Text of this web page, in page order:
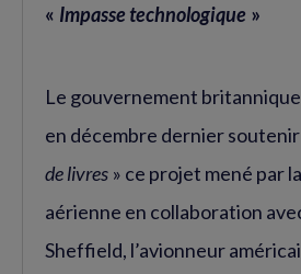
« Impasse technologique »
Le gouvernement
en décembre dernier soutenir
de livres » ce projet mené par
aérienne en collaboration
Sheffield, l’avionneur